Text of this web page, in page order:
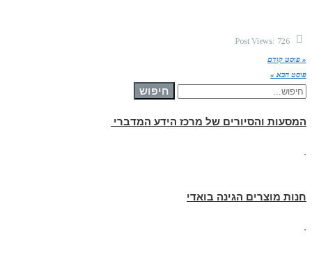
Post Views: 726
« פוסט קודם
פוסט הבא »
חיפוש עבור: חיפוש
המסעות והסיורים של מרכז הידע המדברי
.
חנות מוצרים הגינה בואדי
.